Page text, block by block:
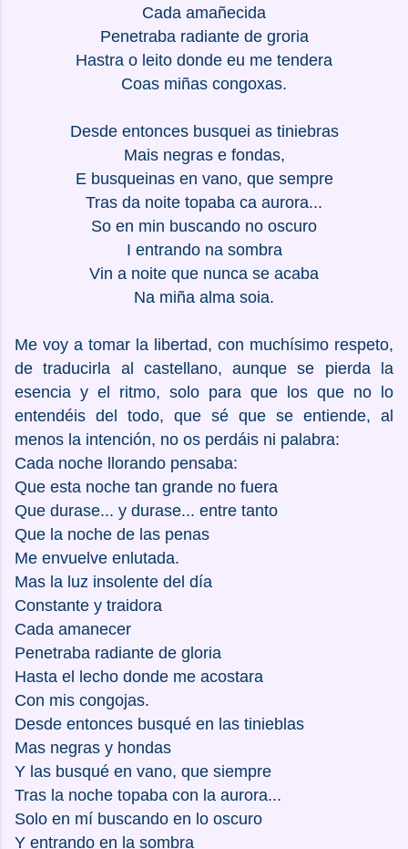
Cada amañecida
Penetraba radiante de groria
Hastra o leito donde eu me tendera
Coas miñas congoxas.
Desde entonces busquei as tiniebras
Mais negras e fondas,
E busqueinas en vano, que sempre
Tras da noite topaba ca aurora...
So en min buscando no oscuro
I entrando na sombra
Vin a noite que nunca se acaba
Na miña alma soia.
Me voy a tomar la libertad, con muchísimo respeto,
de traducirla al castellano, aunque se pierda la
esencia y el ritmo, solo para que los que no lo
entendéis del todo, que sé que se entiende, al
menos la intención, no os perdáis ni palabra:
Cada noche llorando pensaba:
Que esta noche tan grande no fuera
Que durase... y durase... entre tanto
Que la noche de las penas
Me envuelve enlutada.
Mas la luz insolente del día
Constante y traidora
Cada amanecer
Penetraba radiante de gloria
Hasta el lecho donde me acostara
Con mis congojas.
Desde entonces busqué en las tinieblas
Mas negras y hondas
Y las busqué en vano, que siempre
Tras la noche topaba con la aurora...
Solo en mí buscando en lo oscuro
Y entrando en la sombra